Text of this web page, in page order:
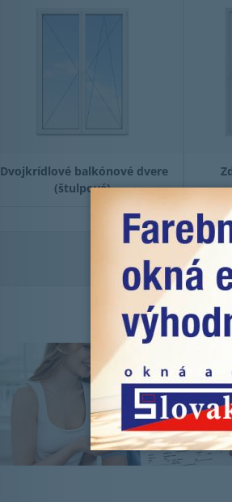
Dvojkrídlové balkónové dvere
(štulpové)